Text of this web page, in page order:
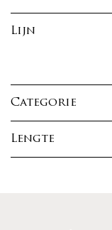
Lijn
Categorie
Lengte